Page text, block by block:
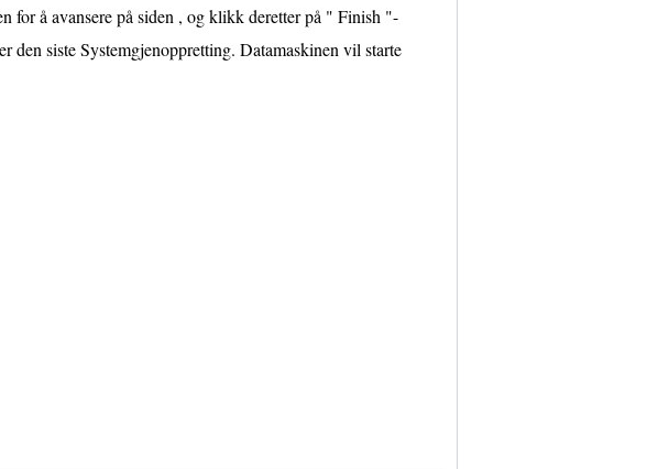
for å avansere på siden , og klikk deretter på " Finish "-
den siste Systemgjenoppretting. Datamaskinen vil starte